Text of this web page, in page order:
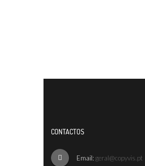
CONTACTOS
Email: geral@copyvis.pt